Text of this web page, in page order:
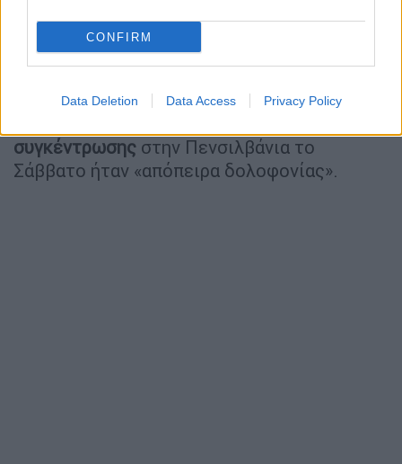
CONFIRM
Data Deletion Data Access Privacy Policy
απόπειρα δολοφονίας
Το Ομοσπονδιακό Γραφείο Ερευνών των
που δέχθηκε ο πρώην πρόεδροςΝτόναλντ
συγκέντρωσης στην Πενσιλβάνια το
Σάββατο ήταν «απόπειρα δολοφονίας».